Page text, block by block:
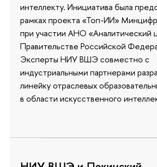
интеллекту. Инициатива была
рамках проекта «Топ-ИИ»
при участии АНО «Аналитический
Правительстве Российской
Эксперты НИУ ВШЭ совместно с
индустриальными партнерами
линейку отраслевых
в области искусственного